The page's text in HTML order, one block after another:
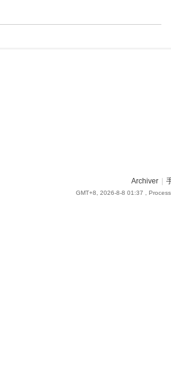
Archiver
GMT+8, 2026-8-8 01:37 ,